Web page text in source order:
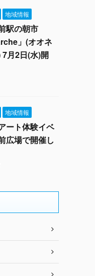
地域情報
駅の朝市
」(オオネ
7月2日(水)開
地域情報
ート体験イベ
広場で開催し